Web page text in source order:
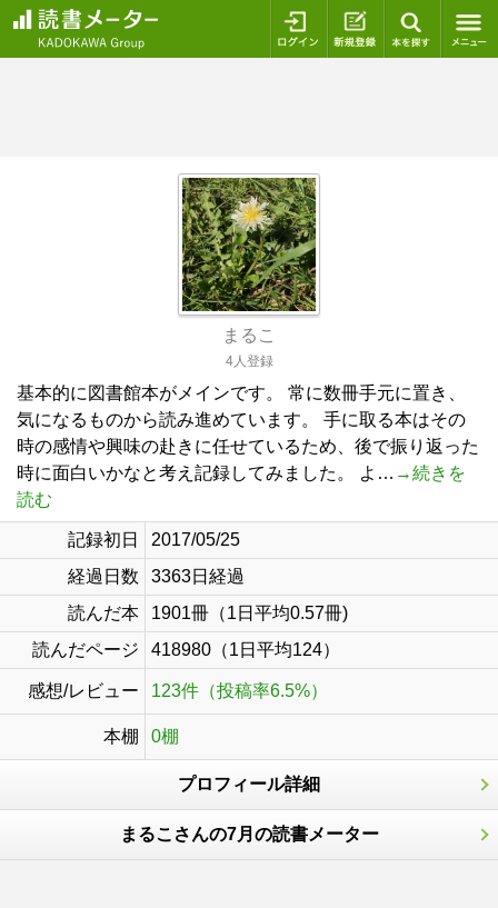
ログイン 新規登録
まるこ
4人登録
基本的に図書館本がメインです。 常に数冊手元に置き、
気になるものから読み進めています。 手に取る本はその
時の感情や興味の赴きに任せているため、後で振り返った
時に面白いかなと考え記録してみました。 よ… →続きを
読む
記録初日
2017/05/25
経過日数
3363日経過
読んだ本
1901冊（1日平均0.57冊)
読んだページ
418980（1日平均124）
感想/レビュー 123件（投稿率6.5%）
本棚 0棚
プロフィール詳細
まるこさんの7月の読書メーター